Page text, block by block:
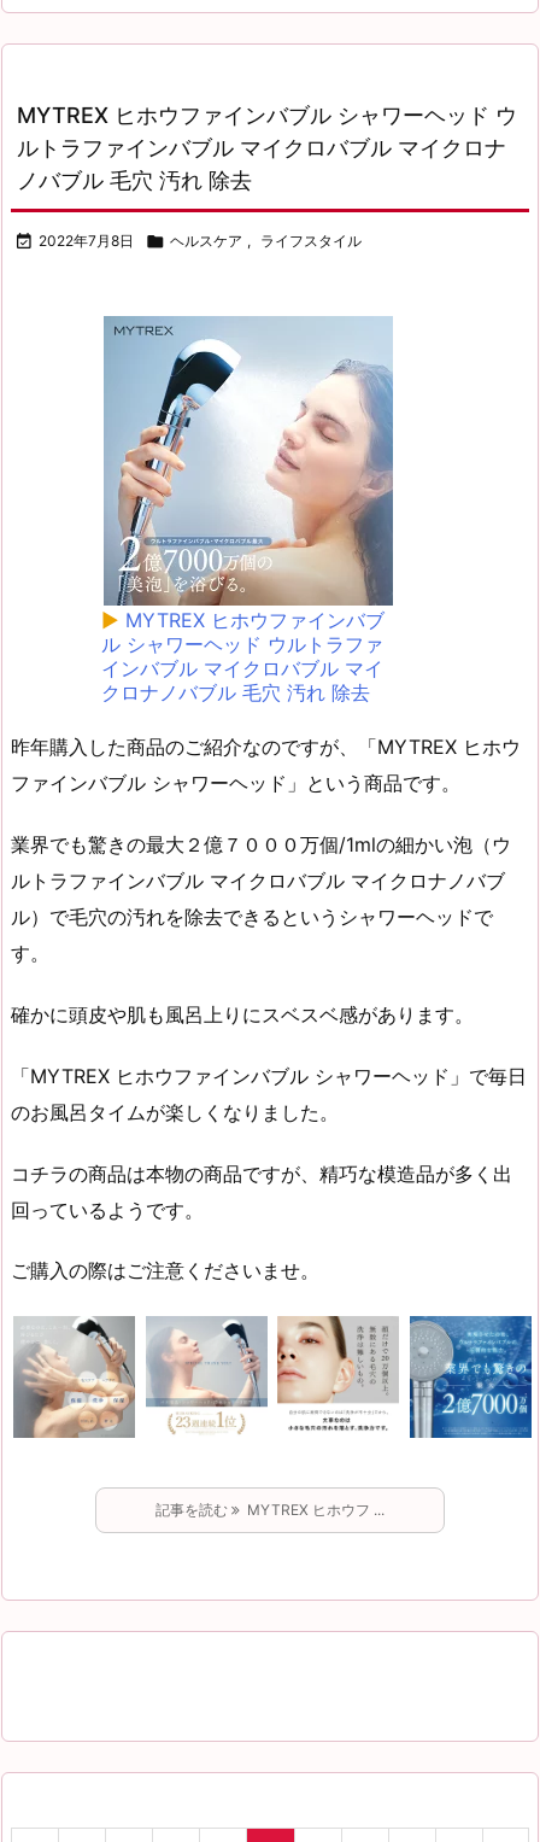
MYTREX ヒホウファインバブル シャワーヘッド ウ
ルトラファインバブル マイクロバブル マイクロナ
ノバブル 毛穴 汚れ 除去
 2022年7月8日  ヘルスケア , ライフスタイル
▶ MYTREX ヒホウファインバブ
ル シャワーヘッド ウルトラファ
インバブル マイクロバブル マイ
クロナノバブル 毛穴 汚れ 除去
昨年購入した商品のご紹介なのですが、「MYTREX ヒホウ
ファインバブル シャワーヘッド」という商品です。
業界でも驚きの最大２億７０００万個/1mlの細かい泡（ウ
ルトラファインバブル マイクロバブル マイクロナノバブ
ル）で毛穴の汚れを除去できるというシャワーヘッドで
す。
確かに頭皮や肌も風呂上りにスベスベ感があります。
「MYTREX ヒホウファインバブル シャワーヘッド」で毎日
のお風呂タイムが楽しくなりました。
コチラの商品は本物の商品ですが、精巧な模造品が多く出
回っているようです。
ご購入の際はご注意くださいませ。
記事を読む MYTREX ヒホウフ ...